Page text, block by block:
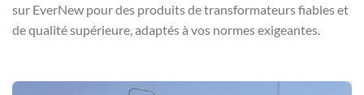
sur EverNew pour des produits de transformateurs fiables et
de qualité supérieure, adaptés à vos normes exigeantes.